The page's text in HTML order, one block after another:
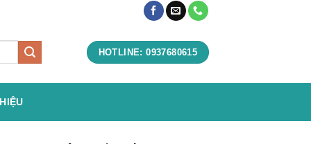
HOTLINE: 0937680615